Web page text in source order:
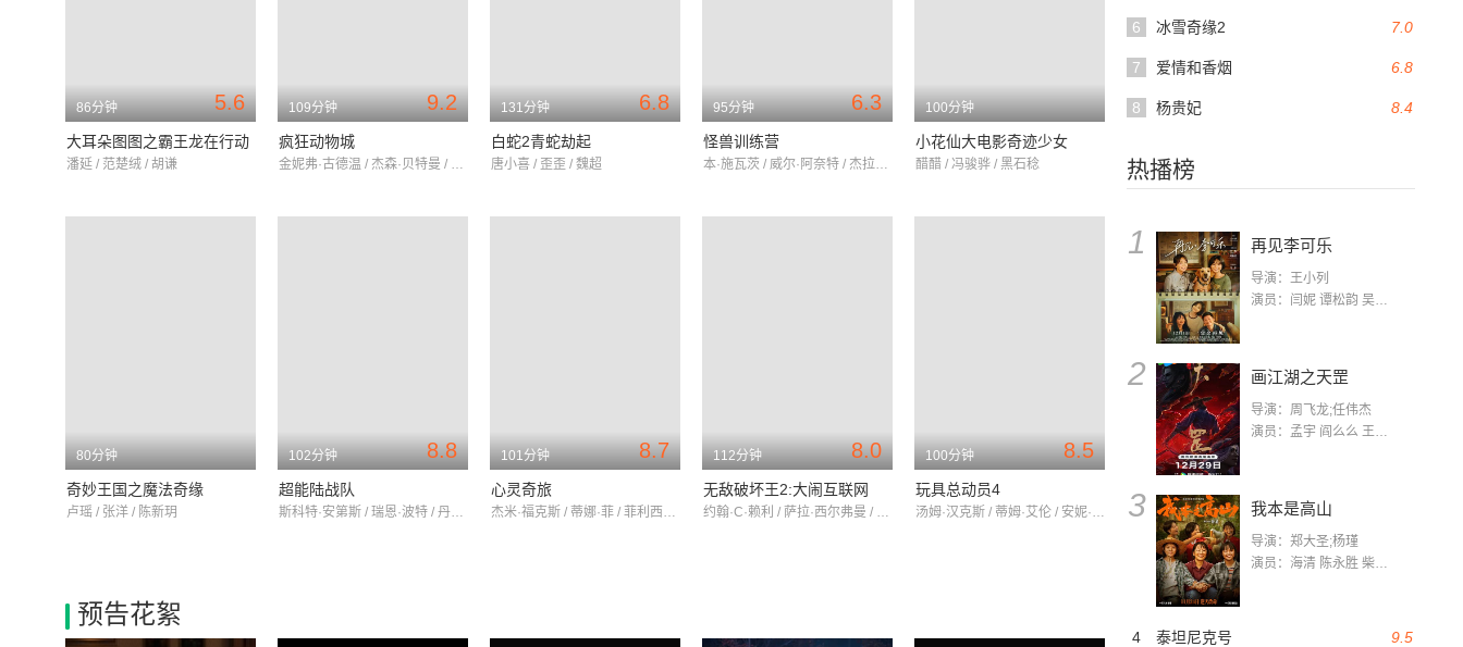
7.0
6 冰雪奇缘2
6.8
7 爱情和香烟
8.4
8 杨贵妃
热播榜
1 再见李可乐
导演：王小列
演员：闫妮 谭松韵 吴京 蒋龙 赵小棠 冯雷 李虎城 平安 小七 小可乐
2 画江湖之天罡
导演：周飞龙;任伟杰
演员：孟宇 阎么么 王凯 郭政建 阎萌萌 杨默 高枫 齐斯伽 刘芊含 马程
3 我本是高山
导演：郑大圣;杨瑾
演员：海清 陈永胜 柴烨 王玥婷 万国鹏 美朵达瓦 赵瑞婷 罗解艳 郭莉娜 潘家艳
9.5
4 泰坦尼克号
5.6
86分钟
大耳朵图图之霸王龙在行动
潘延 / 范楚绒 / 胡谦
9.2
109分钟
疯狂动物城
金妮弗·古德温 / 杰森·贝特曼 / 伊德瑞斯·艾尔巴
6.8
131分钟
白蛇2青蛇劫起
唐小喜 / 歪歪 / 魏超
6.3
95分钟
怪兽训练营
本·施瓦茨 / 威尔·阿奈特 / 杰拉尔丁·维斯瓦纳坦
100分钟
小花仙大电影奇迹少女
醋醋 / 冯骏骅 / 黑石稔
80分钟
奇妙王国之魔法奇缘
卢瑶 / 张洋 / 陈新玥
8.8
102分钟
超能陆战队
斯科特·安第斯 / 瑞恩·波特 / 丹尼尔·海尼
8.7
101分钟
心灵奇旅
杰米·福克斯 / 蒂娜·菲 / 菲利西亚·拉斯海德
8.0
112分钟
无敌破坏王2:大闹互联网
约翰·C·赖利 / 萨拉·西尔弗曼 / 盖尔·加朵
8.5
100分钟
玩具总动员4
汤姆·汉克斯 / 蒂姆·艾伦 / 安妮·波茨
预告花絮